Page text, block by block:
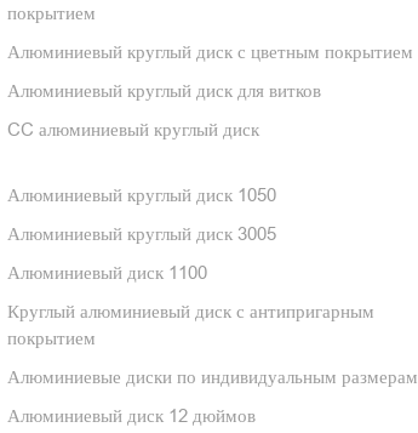
покрытием
Алюминиевый круглый диск с цветным покрытием
Алюминиевый круглый диск для витков
CC алюминиевый круглый диск
Алюминиевый круглый диск 1050
Алюминиевый круглый диск 3005
Алюминиевый диск 1100
Круглый алюминиевый диск с антипригарным
покрытием
Алюминиевые диски по индивидуальным размерам
Алюминиевый диск 12 дюймов